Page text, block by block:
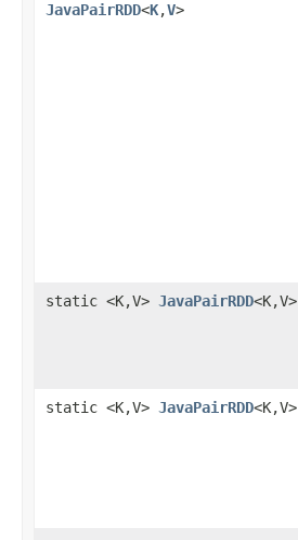
JavaPairRDD<K,V>
static <K,V> JavaPairRDD<K,V>
static <K,V> JavaPairRDD<K,V>